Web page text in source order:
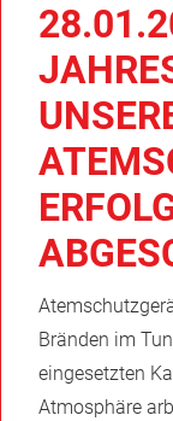
Bränden im
eingesetzten
Atmosphäre